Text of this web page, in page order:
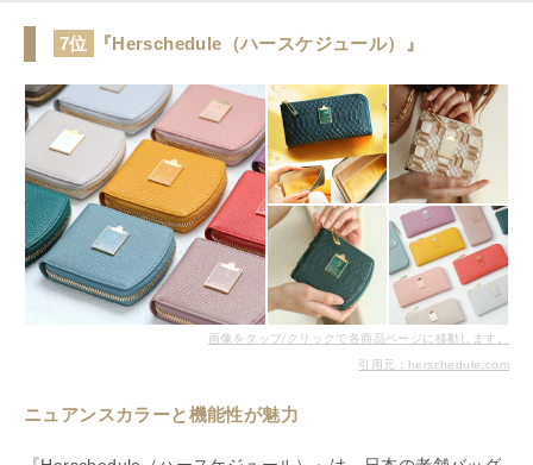
7位 『Herschedule（ハースケジュール）』
画像をタップ/クリックで各商品ページに移動します。
引用元：herschedule.com
ニュアンスカラーと機能性が魅力